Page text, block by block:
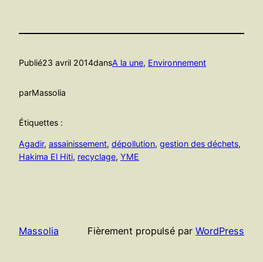
Publié23 avril 2014dansA la une, Environnement
parMassolia
Étiquettes :
Agadir, assainissement, dépollution, gestion des déchets
Hakima El Hiti, recyclage, YME
Massolia Fièrement propulsé par WordPress